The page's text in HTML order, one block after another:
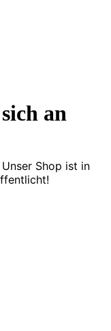
an
Shop ist in